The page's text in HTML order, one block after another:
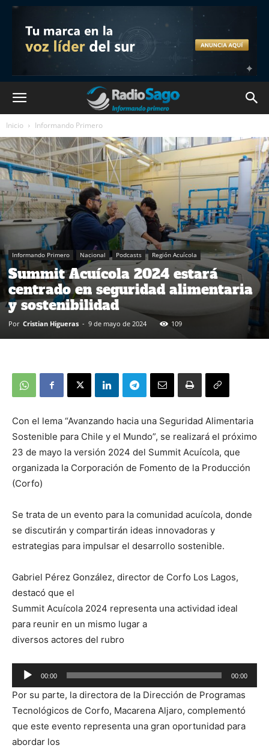
Inicio Informando Primero
Informando Primero Nacional Podcasts Región Acuícola
Summit Acuícola 2024 estará
centrado en seguridad alimentaria
y sostenibilidad
Por Cristian Higueras - 9 de mayo de 2024 109
Con el lema “Avanzando hacia una Seguridad Alimentaria
Sostenible para Chile y el Mundo”, se realizará el próximo
23 de mayo la versión 2024 del Summit Acuícola, que
organizada la Corporación de Fomento de la Producción
(Corfo)
Se trata de un evento para la comunidad acuícola, donde
se discutirán y compartirán ideas innovadoras y
estrategias para impulsar el desarrollo sostenible.
Gabriel Pérez González, director de Corfo Los Lagos,
destacó que el
Summit Acuícola 2024 representa una actividad ideal
para reunir en un mismo lugar a
diversos actores del rubro
Reproductor
de
audio
00:00 00:00
Por su parte, la directora de la Dirección de Programas
Tecnológicos de Corfo, Macarena Aljaro, complementó
que este evento representa una gran oportunidad para
abordar los